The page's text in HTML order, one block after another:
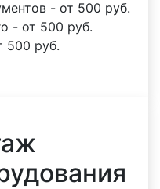
- от 500 руб.
- от 500 руб.
500 руб.